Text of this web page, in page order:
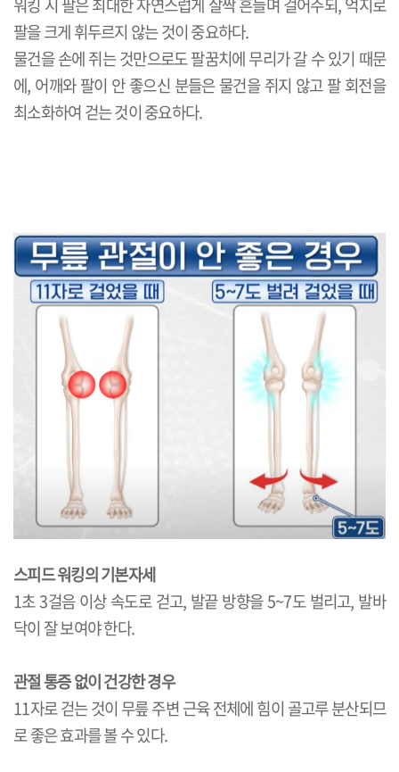
워킹 시 팔은 최대한 자연스럽게 살짝 흔들며 걸어주되, 억지로
팔을 크게 휘두르지 않는 것이 중요하다.
물건을 손에 쥐는 것만으로도 팔꿈치에 무리가 갈 수 있기 때문
에, 어깨와 팔이 안 좋으신 분들은 물건을 쥐지 않고 팔 회전을
최소화하여 걷는 것이 중요하다.
스피드 워킹의 기본자세
1초 3걸음 이상 속도로 걷고, 발끝 방향을 5~7도 벌리고, 발바
닥이 잘 보여야 한다.
관절 통증없이건강한 경우
11자로 걷는 것이 무릎 주변 근육 전체에 힘이 골고루 분산되므
로 좋은 효과를 볼 수 있다.